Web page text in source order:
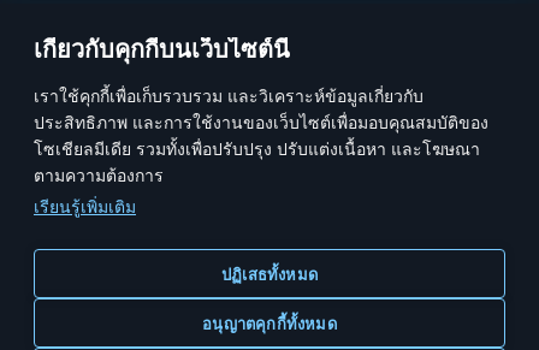
เกี่ยวกับคุกกี้บนเว็บไซต์นี้
เราใช้คุกกี้เพื่อเก็บรวบรวม และวิเคราะห์ข้อมูลเกี่ยวกับ
ประสิทธิภาพ และการใช้งานของเว็บไซต์เพื่อมอบคุณสมบัติของ
โซเชียลมีเดีย รวมทั้งเพื่อปรับปรุง ปรับแต่งเนื้อหา และโฆษณา
ตามความต้องการ
เรียนรู้เพิ่มเติม
ปฏิเสธทั้งหมด
อนุญาตคุกกี้ทั้งหมด
MODERN WARSHIPS
MWT: TANK BATTLES ลูกเรือครีเอเทอร์